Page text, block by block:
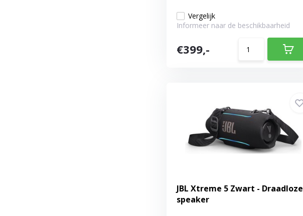
Vergelijk
Informeer naar de beschikbaarheid
€399,-
JBL Xtreme 5 Zwart - Draadloze
speaker